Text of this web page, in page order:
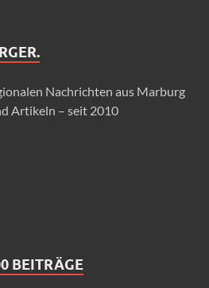
Nachrichten aus Marburg
Artikeln – seit 2010
BEITRÄGE